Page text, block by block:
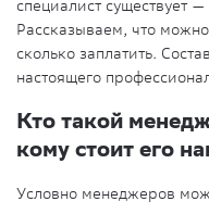
специалист существует
Рассказываем, что
сколько заплатить.
настоящего
Кто такой
кому стоит его
Условно менеджеров